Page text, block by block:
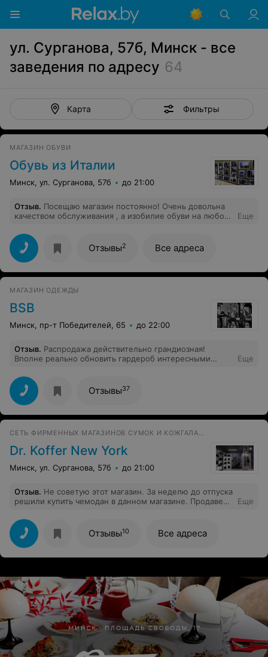
ул. Сурганова, 57б, Минск - все
заведения по адресу 64
Карта Фильтры
МАГАЗИН ОБУВИ
Обувь из Италии
Минск, ул. Сурганова, 57б до 21:00
Отзыв. Посещаю магазин постоянно! Очень довольна
качеством обслуживания , а изобилие обуви на любой
Еще
Отзывы2 Все адреса
МАГАЗИН ОДЕЖДЫ
BSB
Минск, пр-т Победителей, 65 до 22:00
Отзыв. Распродажа действительно грандиозная!
Вполне реально обновить гардероб интересными
Еще
Отзывы37
СЕТЬ ФИРМЕННЫХ МАГАЗИНОВ СУМОК И КОЖГАЛАНТЕРЕИ
Dr. Koffer New York
Минск, ул. Сурганова, 57б до 21:00
Отзыв. Не советую этот магазин. За неделю до отпуска
решили купить чемодан в данном магазине. Продавец
прочный материал изделий, гарантия на которые по 3-
5 лет, выбирали минут 20, в основном изучали изделия
изнутри (ведь изделия же прочные), так как не могли
определиться с объемом, а зря. В итоге сделав
покупку и приехав домой обнаружили, что снаружи
обратно, на что нам сказали, что будут проводить
экспертизу и не факт, что решение будет в нашу
пользу. То есть, по логике продавца, мы за час должны
были сделать с чемоданом что-то, чтобы повредить
его, когда у изделия гарантия на 5 лет в перелётах/
переездах. Итого: нет ни чемодана, ни денег
потраченных на него. Если вы что-то планируете
приобрести в данном магазине, то лучше изучайте
изделие полностью и внимательно, я бы даже
Еще
Отзывы10 Все адреса